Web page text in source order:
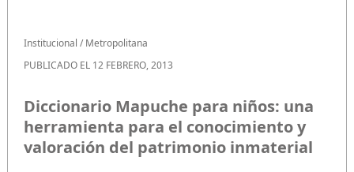
Institucional /Metropolitana
PUBLICADO EL 12 FEBRERO, 2013
Diccionario Mapuche para niños: una
herramienta para el conocimiento y
valoración del patrimonio inmaterial